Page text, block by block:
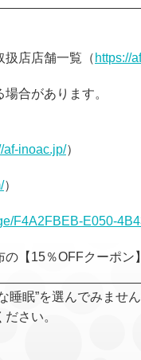
扱店店舗一覧（ https://
合があります。
af-inoac.jp/）
）
F4A2FBEB-E050-
【15％OFFクーポン
眠”を選んでみません
さい。